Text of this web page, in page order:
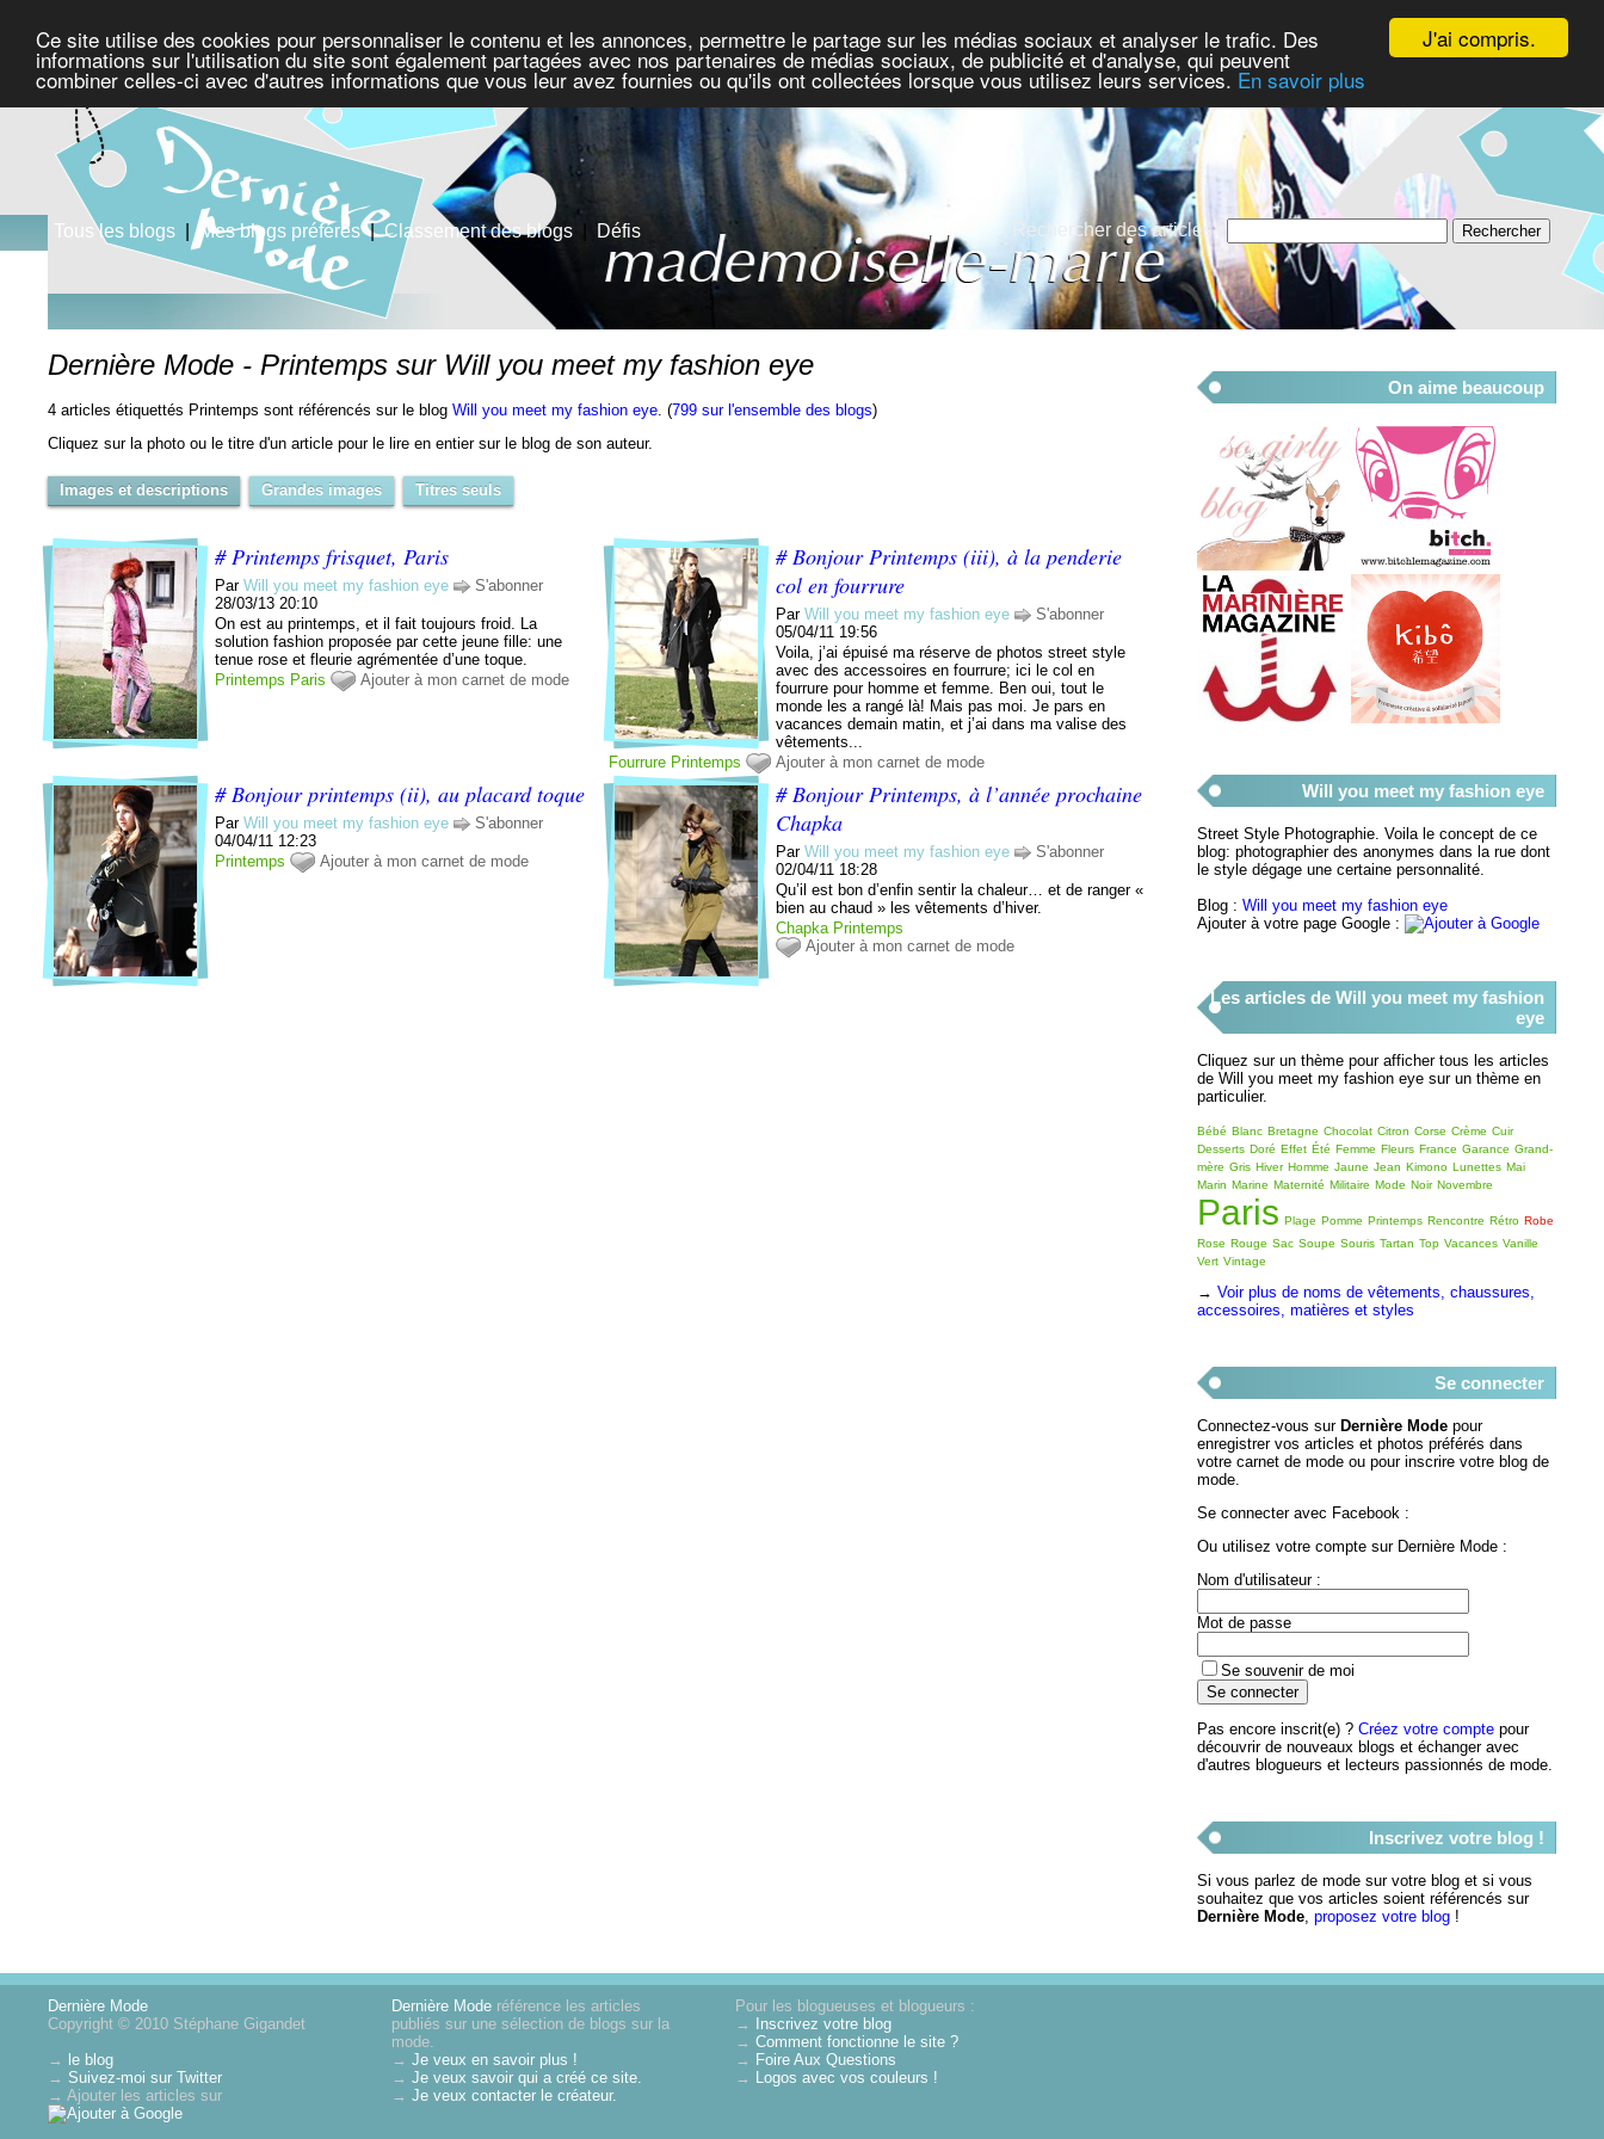
J'ai compris.
Ce site utilise des cookies pour personnaliser le contenu et les annonces, permettre le partage sur les médias sociaux et analyser le trafic. Des
informations sur l'utilisation du site sont également partagées avec nos partenaires de médias sociaux, de publicité et d'analyse, qui peuvent
combiner celles-ci avec d'autres informations que vous leur avez fournies ou qu'ils ont collectées lorsque vous utilisez leurs services. En savoir plus
Tous les blogs | Mes blogs préférés|Classement des blogs Défis Rechercher des articles :
Dernière Mode - Printemps sur Will you meet my fashion eye
4 articles étiquettés Printemps sont référencés sur le blogWill you meet my fashion eye. (799 sur l'ensemble des blogs)
Cliquez sur la photo ou le titre d'un article pour le lire en entier sur le blog de son auteur.
Images et descriptions Grandes images Titres seuls
# Printemps frisquet, Paris
ParWill you meet my fashion eye
S'abonner
28/03/13 20:10
On est au printemps, et il fait toujours froid. La
solution fashion proposée par cette jeune fille: une
tenue rose et fleurie agrémentée d’une toque.
Printemps Paris Ajouter à mon carnet de mode
# Bonjour Printemps (iii), à la penderie
col en fourrure
ParWill you meet my fashion eye
S'abonner
05/04/11 19:56
Voila, j’ai épuisé ma réserve de photos street style
avec des accessoires en fourrure; ici le col en
fourrure pour homme et femme. Ben oui, tout le
monde les a rangé là! Mais pas moi. Je pars en
vacances demain matin, et j’ai dans ma valise des
vêtements...
Fourrure Printemps Ajouter à mon carnet de mode
# Bonjour printemps (ii), au placard toque
ParWill you meet my fashion eye
S'abonner
04/04/11 12:23
Printemps
Ajouter à mon carnet de mode
# Bonjour Printemps, à l’année prochaine
Chapka
ParWill you meet my fashion eye
S'abonner
02/04/11 18:28
Qu’il est bon d’enfin sentir la chaleur… et de ranger «
bien au chaud » les vêtements d’hiver.
Chapka Printemps
Ajouter à mon carnet de mode
On aime beaucoup
Will you meet my fashion eye
Street Style Photographie. Voila le concept de ce
blog: photographier des anonymes dans la rue dont
le style dégage une certaine personnalité.
Blog : Will you meet my fashion eye
Ajouter à votre page Google :
Les articles de Will you meet my fashion
eye
Cliquez sur un thème pour afficher tous les articles
de Will you meet my fashion eye sur un thème en
particulier.
Bébé Blanc Bretagne Chocolat Citron Corse Crème Cuir
Desserts Doré Effet Été Femme Fleurs France Garance Grand-
mère Gris Hiver Homme Jaune Jean Kimono Lunettes Mai
Marin Marine Maternité Militaire Mode Noir Novembre
Paris Plage Pomme Printemps Rencontre Rétro Robe
Rose Rouge Sac Soupe Souris Tartan Top Vacances Vanille
Vert Vintage
→ Voir plus de noms de vêtements, chaussures,
accessoires, matières et styles
Se connecter
Connectez-vous sur Dernière Modepour
enregistrer vos articles et photos préférés dans
votre carnet de mode ou pour inscrire votre blog de
mode.
Se connecter avec Facebook :
Ou utilisez votre compte sur Dernière Mode :
Nom d'utilisateur :
Mot de passe
Se souvenir de moi
Pas encore inscrit(e) ? Créez votre comptepour
découvrir de nouveaux blogs et échanger avec
d'autres blogueurs et lecteurs passionnés de mode.
Inscrivez votre blog !
Si vous parlez de mode sur votre blog et si vous
souhaitez que vos articles soient référencés sur
Dernière Mode, proposez votre blog!
Dernière Mode
Copyright © 2010 Stéphane Gigandet
→ le blog
→Suivez-moi sur Twitter
→ Ajouter les articles sur
Dernière Mode référence les articles
publiés sur une sélection de blogs sur la
mode.
→Je veux en savoir plus !
→Je veux savoir qui a créé ce site.
→Je veux contacter le créateur.
Pour les blogueuses et blogueurs :
→ Inscrivez votre blog
→Comment fonctionne le site ?
→ Foire Aux Questions
→ Logos avec vos couleurs !